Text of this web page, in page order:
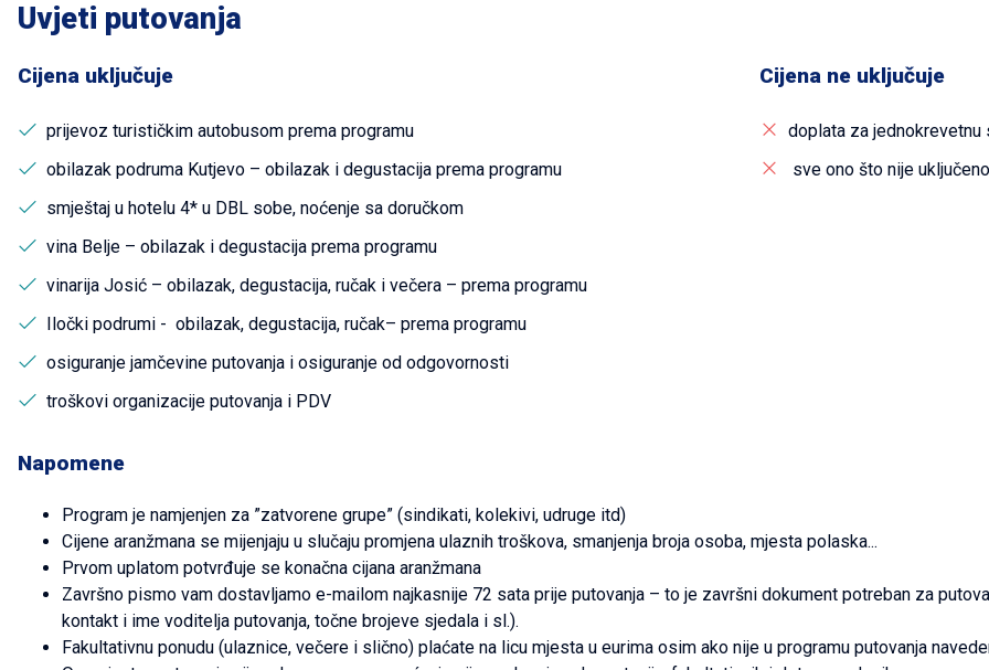
Uvjeti putovanja
Cijena uključuje
prijevoz turističkim autobusom prema programu
obilazak podruma Kutjevo – obilazak i degustacija prema programu
smještaj u hotelu 4* u DBL sobe, noćenje sa doručkom
vina Belje – obilazak i degustacija prema programu
vinarija Josić – obilazak, degustacija, ručak i večera – prema programu
Iločki podrumi - obilazak, degustacija, ručak– prema programu
osiguranje jamčevine putovanja i osiguranje od odgovornosti
troškovi organizacije putovanja i PDV
Cijena ne uključuje
doplata za jednokrevetnu
sve ono što nije
Napomene
Program je namjenjen za ”zatvorene grupe” (sindikati, kolekivi, udruge itd)
Cijene aranžmana se mijenjaju u slučaju promjena ulaznih troškova, smanjenja broja osoba, mjesta polaska...
Prvom uplatom potvrđuje se konačna cijana aranžmana
Završno pismo vam dostavljamo e-mailom najkasnije 72 sata prije putovanja – to je završni dokument potreban za
kontakt i ime voditelja putovanja, točne brojeve sjedala i sl.).
Fakultativnu ponudu (ulaznice, večere i slično) plaćate na licu mjesta u eurima osim ako nije u programu putovanja